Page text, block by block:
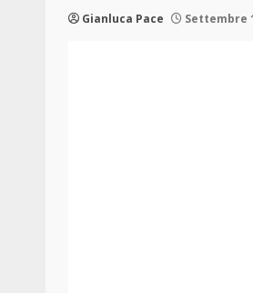
Gianluca Pace Settembre